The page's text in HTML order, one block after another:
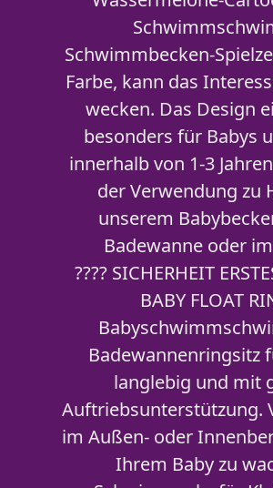
Schwimmbecken-
Farbe, kann das
wecken. Das Design
besonders für Babys
innerhalb von 1-3
der Verwendung zu
unserem
Badewanne oder
???? SICHERHEIT
BABY FLOAT
Badewannenringsitz
langlebig und mit
Auftriebsunterstützung.
im Außen- oder
Ihrem Baby zu